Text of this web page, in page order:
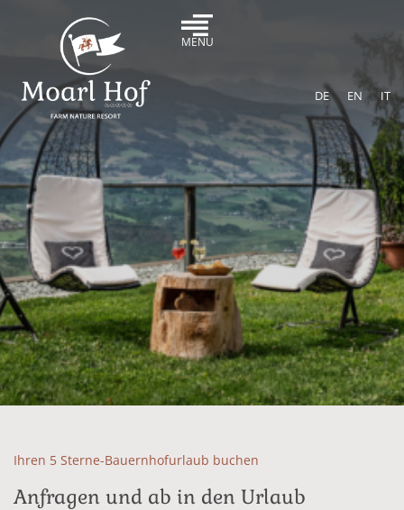
MENU
DE EN IT
Anfragen und ab in den Urlaub
Ihren 5 Sterne-Bauernhofurlaub buchen